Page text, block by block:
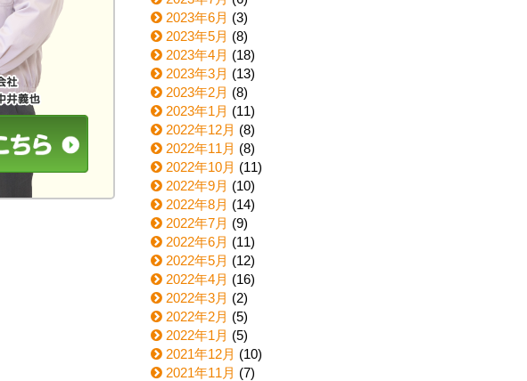
2023年6月 (3)
2023年5月 (8)
2023年4月 (18)
2023年3月 (13)
2023年2月 (8)
2023年1月 (11)
2022年12月 (8)
2022年11月 (8)
2022年10月 (11)
2022年9月 (10)
2022年8月 (14)
2022年7月 (9)
2022年6月 (11)
2022年5月 (12)
2022年4月 (16)
2022年3月 (2)
2022年2月 (5)
2022年1月 (5)
2021年12月 (10)
2021年11月 (7)